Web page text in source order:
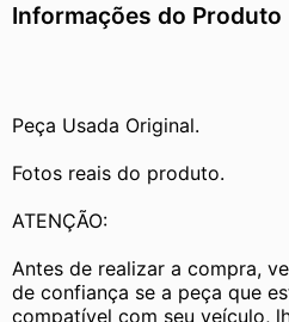
Informações do Produto
Peça Usada Original.
Fotos reais do produto.
ATENÇÃO:
Antes de realizar a compra,
de confiança se a peça que
compatível com seu veículo,